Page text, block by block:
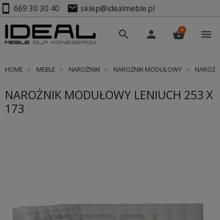
smartphone 669 30 30 40 mail sklep@idealmeble.pl
search person shopping_basket
0 menu
HOME MEBLE NAROŻNIKI NAROŻNIK MODUŁOWY
NAROŻNIK MODUŁOWY LENIUCH 253 X
173